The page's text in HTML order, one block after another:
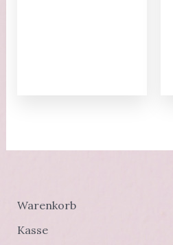
Warenkorb
Kasse